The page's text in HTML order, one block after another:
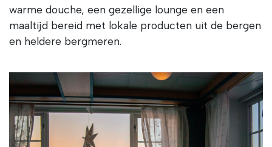
warme douche, een gezellige lounge en een
maaltijd bereid met lokale producten uit de bergen
en heldere bergmeren.